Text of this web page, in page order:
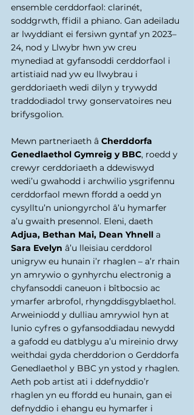
ensemble cerddorfaol: clarinét,
soddgrwth, ffidil a phiano. Gan adeiladu
ar lwyddiant ei fersiwn gyntaf yn 2023–
24, nod y Llwybr hwn yw creu
mynediad at gyfansoddi cerddorfaol i
artistiaid nad yw eu llwybrau i
gerddoriaeth wedi dilyn y trywydd
traddodiadol trwy gonservatoires neu
brifysgolion.
Mewn partneriaeth â Cherddorfa
Genedlaethol Gymreig y BBC, roedd y
crewyr cerddoriaeth a ddewiswyd
wedi’u gwahodd i archwilio ysgrifennu
cerddorfaol mewn ffordd a oedd yn
cysylltu’n uniongyrchol â’u hymarfer
a’u gwaith presennol. Eleni, daeth
Adjua, Bethan Mai, Dean Yhnell a
Sara Evelyn â’u lleisiau cerddorol
unigryw eu hunain i’r rhaglen – a’r rhain
yn amrywio o gynhyrchu electronig a
chyfansoddi caneuon i bîtbocsio ac
ymarfer arbrofol, rhyngddisgyblaethol.
Arweiniodd y dulliau amrywiol hyn at
lunio cyfres o gyfansoddiadau newydd
a gafodd eu datblygu a’u mireinio drwy
weithdai gyda cherddorion o Gerddorfa
Genedlaethol y BBC yn ystod y rhaglen.
Aeth pob artist ati i ddefnyddio’r
rhaglen yn eu ffordd eu hunain, gan ei
defnyddio i ehangu eu hymarfer i